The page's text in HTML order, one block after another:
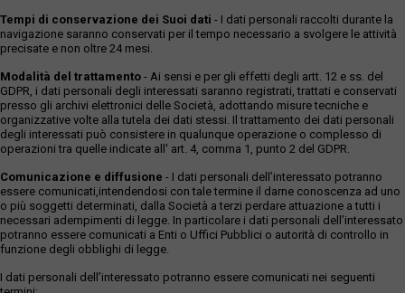
Tempi di conservazione dei Suoi dati - I dati personali raccolti durante la
navigazione saranno conservati per il tempo necessario a svolgere le attività
precisate e non oltre 24 mesi.
Modalità del trattamento - Ai sensi e per gli effetti degli artt. 12 e ss. del
GDPR, i dati personali degli interessati saranno registrati, trattati e conservati
presso gli archivi elettronici delle Società, adottando misure tecniche e
organizzative volte alla tutela dei dati stessi. Il trattamento dei dati personali
degli interessati può consistere in qualunque operazione o complesso di
operazioni tra quelle indicate all' art. 4, comma 1, punto 2 del GDPR.
Comunicazione e diffusione - I dati personali dell’interessato potranno
essere comunicati,intendendosi con tale termine il darne conoscenza ad uno
o più soggetti determinati, dalla Società a terzi perdare attuazione a tutti i
necessari adempimenti di legge. In particolare i dati personali dell’interessato
potranno essere comunicati a Enti o Uffici Pubblici o autorità di controllo in
funzione degli obblighi di legge.
I dati personali dell’interessato potranno essere comunicati nei seguenti